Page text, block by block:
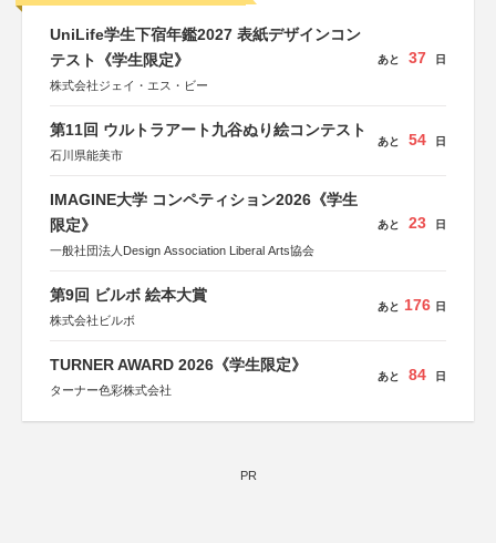
UniLife学生下宿年鑑2027 表紙デザインコン
テスト《学生限定》
株式会社ジェイ・エス・ビー
あと 37 日
第11回 ウルトラアート九谷ぬり絵コンテスト
石川県能美市
あと 54 日
IMAGINE大学 コンペティション2026《学生
限定》
一般社団法人Design Association Liberal Arts協会
あと 23 日
第9回 ビルボ 絵本大賞
株式会社ビルボ
あと 176 日
TURNER AWARD 2026《学生限定》
ターナー色彩株式会社
あと 84 日
PR